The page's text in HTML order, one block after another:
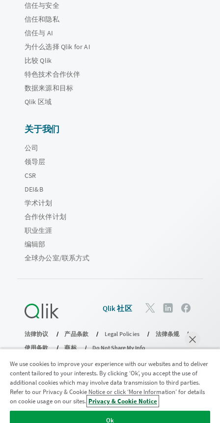
马上聊天
信任与安全
信任和隐私
信任与 AI
为什么选择 Qlik for AI
比较 Qlik
特色技术合作伙伴
数据来源和目标
Qlik 区域
关于我们
公司
领导层
CSR
DEI&B
学术计划
合作伙伴计划
职业生涯
编辑部
全球办公室/联系方式
Qlik 社区
法律协议 产品条款 Legal Policies
法律条规
使用条款
商标
Do Not Share My Info
版权所有 © 1993-2026 QlikTech International AB。保留所有权利。
加入分析现代化计划
使用分析现代化计划实现现代化，同时不损害您宝贵的
We use cookies to improve your experience with our websites and to deliver
content tailored to your interests. By clicking ‘Ok’, you accept the use of
additional cookies which may involve data transmission to third parties.
Refer to our Privacy & Cookie Notice or click ‘More Information’ for details
on cookie usage on our sites. Privacy & Cookie Notice
Ok